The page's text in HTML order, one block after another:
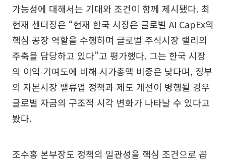
가능성에 대해서는 기대와 조건이 함께 제시됐다. 최
현재 센터장은 “현재 한국 시장은 글로벌 AI CapEx의
핵심 공장 역할을 수행하며 글로벌 주식시장 랠리의
주축을 담당하고 있다”고 평가했다. 그는 한국 시장
의 이익 기여도에 비해 시가총액 비중은 낮다며, 정부
의 자본시장 밸류업 정책과 제도 개선이 병행될 경우
글로벌 자금의 구조적 시각 변화가 나타날 수 있다고
봤다.
조수홍 본부장도 정책의 일관성을 핵심 조건으로 꼽